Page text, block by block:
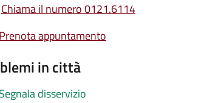
Chiama il numero 0121.6114
Prenota appuntamento
in città
Segnala disservizio